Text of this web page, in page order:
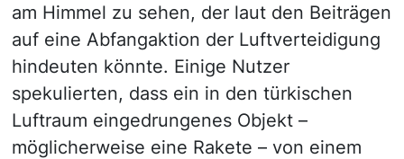
am Himmel zu sehen, der laut den Beiträgen
auf eine Abfangaktion der Luftverteidigung
hindeuten könnte. Einige Nutzer
spekulierten, dass ein in den türkischen
Luftraum eingedrungenes Objekt –
möglicherweise eine Rakete – von einem